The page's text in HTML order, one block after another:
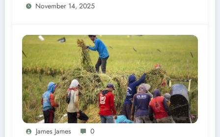
November 14, 2025
James James 0